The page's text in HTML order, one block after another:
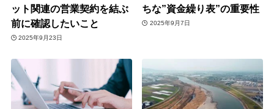
ット関連の営業契約を結ぶ
前に確認したいこと
2025年9月23日
ちな”資金繰り表”の重要性
2025年9月7日